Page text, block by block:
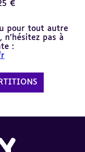
€
pour tout autre
pas à
: